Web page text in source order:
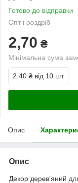
Готово до відправки
Опт і роздріб
2,70 ₴
Мінімальна сума
2,40 ₴ від 10 шт.
Опис
Опис
Декор дерев'яний